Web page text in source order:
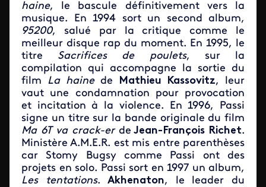
haine, le bascule définitivement vers la
musique. En 1994 sort un second album,
95200, salué par la critique comme le
meilleur disque rap du moment. En 1995, le
titre Sacrifices de poulets,
sur la
compilation qui accompagne la sortie du
film La hainede Mathieu Kassovitz, leur
vaut une condamnation pour provocation
et incitation à la violence. En 1996, Passi
signe un titre sur la bande originale du film
Ma 6T va crack-erde Jean-François Richet.
Ministère A.M.E.R. est mis entre parenthèses
car Stomy Bugsy comme Passi ont des
projets en solo. Passi sort en 1997 un album,
Les tentations.Akhenaton, le leader du